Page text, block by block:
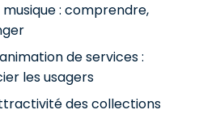
: comprendre,
de services :
les usagers
des collections